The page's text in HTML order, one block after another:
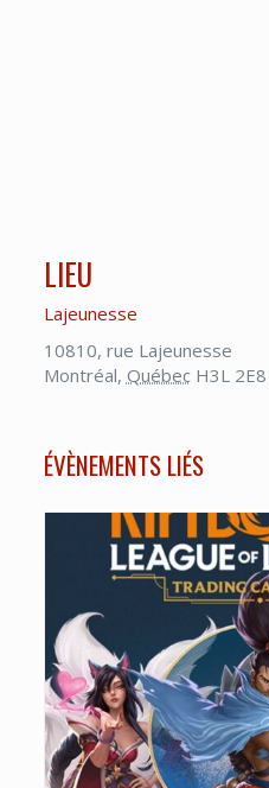
LIEU
Lajeunesse
10810, rue Lajeunesse
Montréal, Québec H3L 2E8
ÉVÈNEMENTS LIÉS